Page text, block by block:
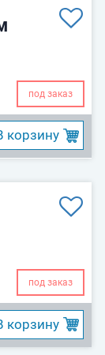
под заказ
корзину
под заказ
корзину